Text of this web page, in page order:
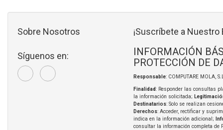
Sobre Nosotros
Síguenos en:
¡Suscríbete a Nuestro
INFORMACIÓN
PROTECCIÓN DE
Responsable: COMPUTARE MOLA,
Finalidad: Responder las consultas
la información solicitada;
Destinatarios: Solo se realizan
Derechos: Acceder, rectificar y
indica en la información adicional;
consultar la información completa de